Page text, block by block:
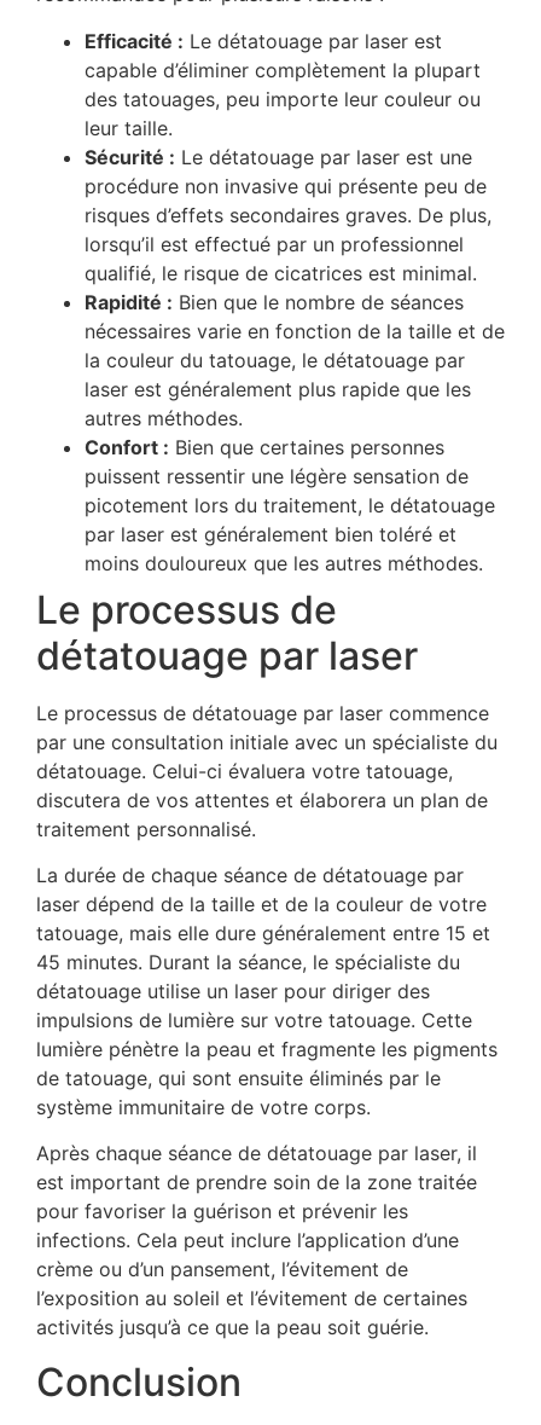
Efficacité : Le détatouage par laser est
capable d’éliminer complètement la plupart
des tatouages, peu importe leur couleur ou
leur taille.
Sécurité : Le détatouage par laser est une
procédure non invasive qui présente peu de
risques d’effets secondaires graves. De plus,
lorsqu’il est effectué par un professionnel
qualifié, le risque de cicatrices est minimal.
Rapidité : Bien que le nombre de séances
nécessaires varie en fonction de la taille et de
la couleur du tatouage, le détatouage par
laser est généralement plus rapide que les
autres méthodes.
Confort : Bien que certaines personnes
puissent ressentir une légère sensation de
picotement lors du traitement, le détatouage
par laser est généralement bien toléré et
moins douloureux que les autres méthodes.
Le processus de
détatouage par laser
Le processus de détatouage par laser commence
par une consultation initiale avec un spécialiste du
détatouage. Celui-ci évaluera votre tatouage,
discutera de vos attentes et élaborera un plan de
traitement personnalisé.
La durée de chaque séance de détatouage par
laser dépend de la taille et de la couleur de votre
tatouage, mais elle dure généralement entre 15 et
45 minutes. Durant la séance, le spécialiste du
détatouage utilise un laser pour diriger des
impulsions de lumière sur votre tatouage. Cette
lumière pénètre la peau et fragmente les pigments
de tatouage, qui sont ensuite éliminés par le
système immunitaire de votre corps.
Après chaque séance de détatouage par laser, il
est important de prendre soin de la zone traitée
pour favoriser la guérison et prévenir les
infections. Cela peut inclure l’application d’une
crème ou d’un pansement, l’évitement de
l’exposition au soleil et l’évitement de certaines
activités jusqu’à ce que la peau soit guérie.
Conclusion